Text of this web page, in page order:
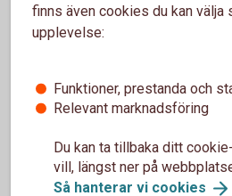
Kom igång och
Våra
Vi har värdepapperstjänster för
finns även cookies du kan välja
upplevelse:
Funktioner, prestanda och
Relevant marknadsföring
Du kan ta tillbaka ditt
vill, längst ner på
Så hanterar vi cookies